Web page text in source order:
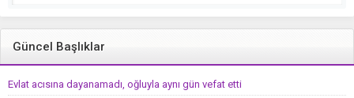
Güncel Başlıklar
Evlat acısına dayanamadı, oğluyla aynı gün vefat etti